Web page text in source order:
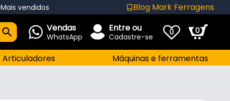
Mais vendidos Blog Mark Ferragens
Vendas
WhatsApp
Entre ou
Cadastre-se 0 0
Articuladores Máquinas e ferramentas